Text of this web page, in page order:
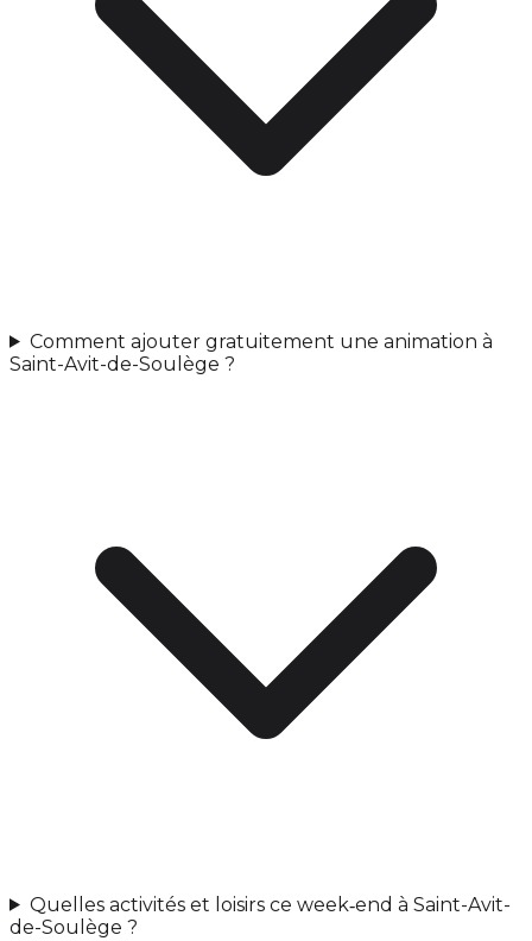
Comment ajouter gratuitement une animation à
Saint-Avit-de-Soulège ?
Quelles activités et loisirs ce week‑end à Saint-Avit-
de-Soulège ?